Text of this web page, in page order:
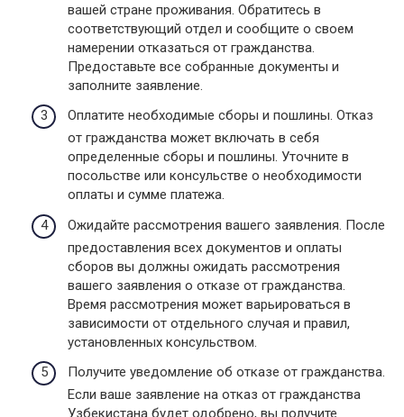
вашей стране проживания. Обратитесь в
соответствующий отдел и сообщите о своем
намерении отказаться от гражданства.
Предоставьте все собранные документы и
заполните заявление.
Оплатите необходимые сборы и пошлины. Отказ
от гражданства может включать в себя
определенные сборы и пошлины. Уточните в
посольстве или консульстве о необходимости
оплаты и сумме платежа.
Ожидайте рассмотрения вашего заявления. После
предоставления всех документов и оплаты
сборов вы должны ожидать рассмотрения
вашего заявления о отказе от гражданства.
Время рассмотрения может варьироваться в
зависимости от отдельного случая и правил,
установленных консульством.
Получите уведомление об отказе от гражданства.
Если ваше заявление на отказ от гражданства
Узбекистана будет одобрено, вы получите